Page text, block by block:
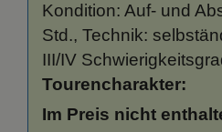
Kondition: Auf- und
Std., Technik:
III/IV
Tourencharakter:
Im Preis nicht